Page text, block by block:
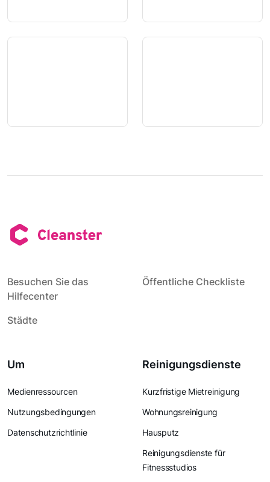
Besuchen Sie das
Hilfecenter
Öffentliche Checkliste
Städte
Um
Medienressourcen
Nutzungsbedingungen
Datenschutzrichtlinie
Reinigungsdienste
Kurzfristige Mietreinigung
Wohnungsreinigung
Hausputz
Reinigungsdienste für
Fitnessstudios